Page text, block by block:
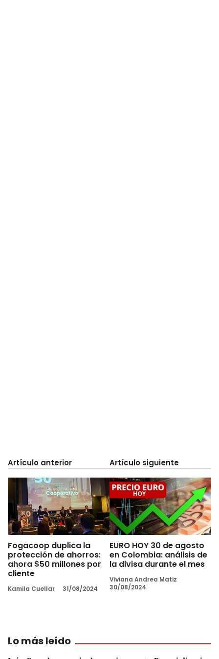
Artículo anterior
Fogacoop duplica la
protección de ahorros:
ahora $50 millones por
cliente
Kamila Cuellar 31/08/2024
Artículo siguiente
EURO HOY 30 de agosto
en Colombia: análisis de
la divisa durante el mes
Viviana Andrea Matiz
30/08/2024
Lo más leído